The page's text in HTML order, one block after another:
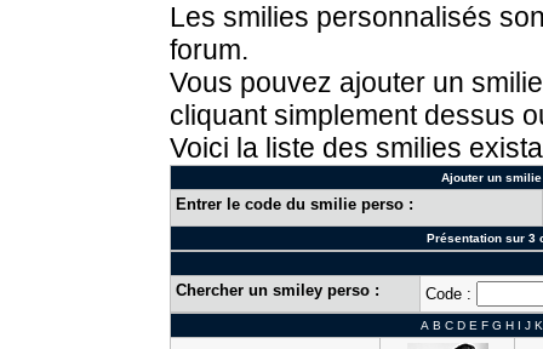
Les smilies personnalisés
forum.
Vous pouvez ajouter un
cliquant simplement dessus
Voici la liste des smilies
Ajouter un
Entrer le code du smilie perso :
Présentation sur 3
Chercher un smiley perso : Code :
A B C D E F G H I J K